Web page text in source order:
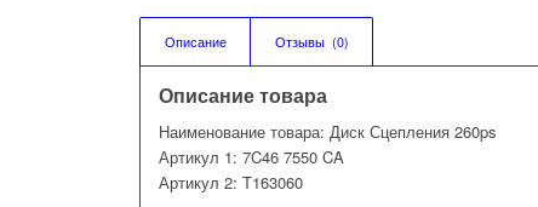
Описание Отзывы  (0)
Описание товара
Наименование товара: Диск Сцепления 260ps
Артикул 1: 7C46 7550 CA
Артикул 2: T163060